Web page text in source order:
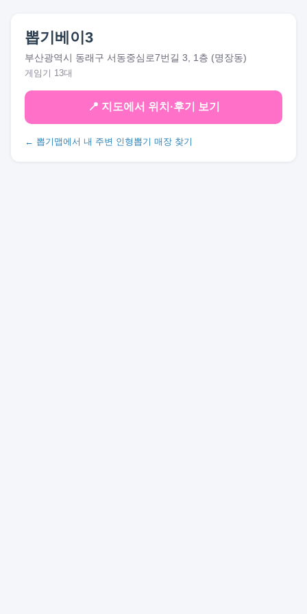
뽑기베이3
부산광역시 동래구 서동중심로7번길 3, 1층 (명장동)
게임기 13대
📍 지도에서 위치·후기 보기
← 뽑기맵에서 내 주변 인형뽑기 매장 찾기